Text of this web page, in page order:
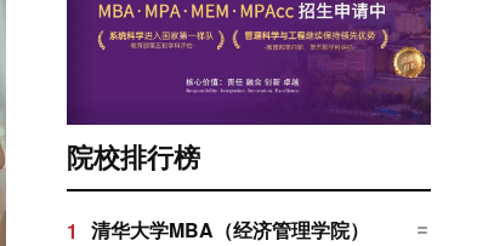
院校排行榜
1
清华大学MBA（经济管理学院）